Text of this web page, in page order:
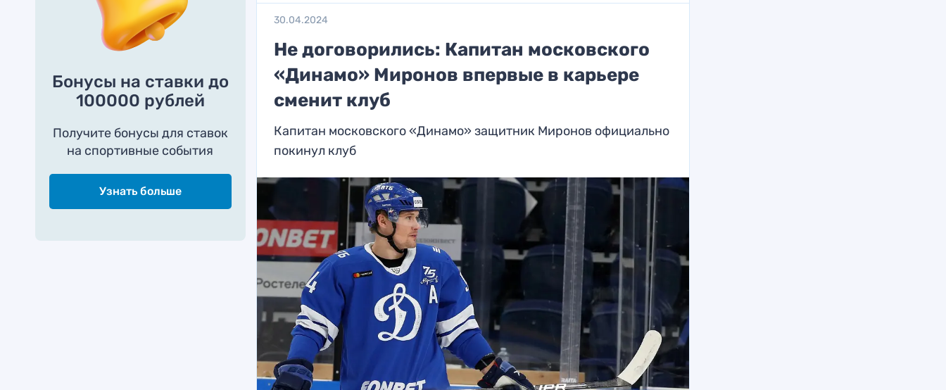
Бонусы на ставки до
100000 рублей
Получите бонусы для ставок
на спортивные события
Узнать больше
30.04.2024
Не договорились: Капитан московского
«Динамо» Миронов впервые в карьере
сменит клуб
Капитан московского «Динамо» защитник Миронов официально
покинул клуб